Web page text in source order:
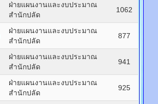
ฝ่ายแผนงานและงบประมาณ
สำนักปลัด
1062
ฝ่ายแผนงานและงบประมาณ
สำนักปลัด
877
ฝ่ายแผนงานและงบประมาณ
สำนักปลัด
941
ฝ่ายแผนงานและงบประมาณ
สำนักปลัด
925